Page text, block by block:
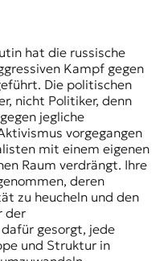
Kampf gegen
Die politischen
nicht Politiker, denn
jegliche
vorgegangen
mit einem eigenen
Raum verdrängt. Ihre
deren
zu heucheln und den
der
gesorgt, jede
und Struktur in